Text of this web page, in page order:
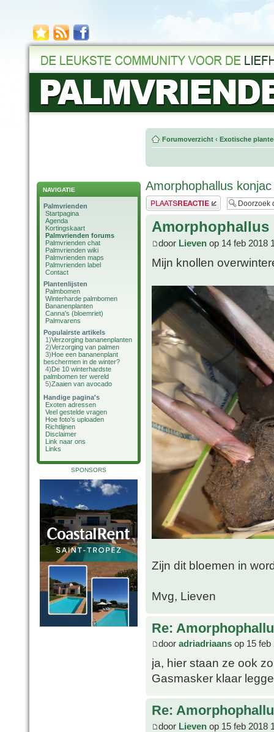
NAVIGATIE
Palmvrienden
Startpagina
Agenda
Kortingskaart
Palmvrienden forums
Palmvrienden chat
Palmvrienden wiki
Palmvrienden maps
Palmvrienden label
Contact
Plantenlijsten
Palmbomen
Winterharde palmbomen
Bananenplanten
Canna's (bloemriet)
Palmvarens
Populairste artikels
1)Verzorging bananenplanten
2)Verzorging van palmen
3)Hoe een bananenplant
beschermen in de winter?
4)De 10 winterhardste
palmbomen ter wereld
5)Zaaien van avocado
Handige pagina's
Exoten adressen
Veel gestelde vragen
Hoe foto's uploaden
Richtlijnen
Disclaimer
Link naar ons
Links
SPONSORS
Forumoverzicht ‹ Exotische
Amorphophallus konjac
Plaats een reactie
Amorphophallus
door Lieven op 14 feb 2018
Mijn knollen
Zijn dit bloemen in
Mvg, Lieven
Re:
door adriadriaans op 15 feb
ja, hier staan ze ook
Gasmasker klaar
Re:
door Lieven op 15 feb 2018